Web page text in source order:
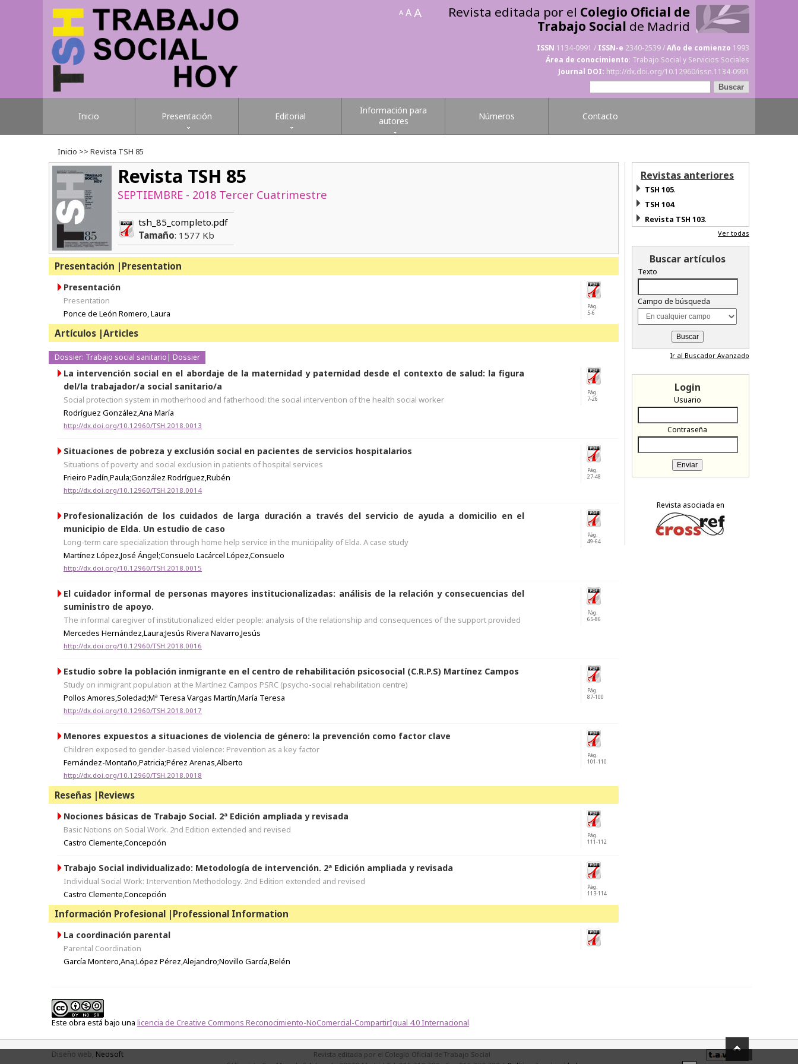
A AA Revista editada por el Colegio Oficial de
Trabajo Social de Madrid
ISSN 1134-0991 / ISSN-e 2340-2539 /Año de comienzo 1993
Área de conocimiento: Trabajo Social y Servicios Sociales
Journal DOI: http://dx.doi.org/10.12960/issn.1134-0991
Inicio Presentación Editorial
Información para
autores
Números Contacto
Inicio >> Revista TSH 85
Revista TSH 85
SEPTIEMBRE - 2018 Tercer Cuatrimestre
tsh_85_completo.pdf
Tamaño: 1577 Kb
Presentación |Presentation
Presentación
Presentation
Ponce de León Romero, Laura
Pág.
5-6
Artículos |Articles
Dossier: Trabajo social sanitario| Dossier
La intervención social en el abordaje de la maternidad y paternidad desde el contexto de salud: la figura
del/la trabajador/a social sanitario/a
Social protection system in motherhood and fatherhood: the social intervention of the health social worker
Rodríguez González,Ana María
http://dx.doi.org/10.12960/TSH.2018.0013
Pág.
7-26
Situaciones de pobreza y exclusión social en pacientes de servicios hospitalarios
Situations of poverty and social exclusion in patients of hospital services
Frieiro Padín,Paula;González Rodríguez,Rubén
http://dx.doi.org/10.12960/TSH.2018.0014
Pág.
27-48
Profesionalización de los cuidados de larga duración a través del servicio de ayuda a domicilio en el
municipio de Elda. Un estudio de caso
Long-term care specialization through home help service in the municipality of Elda. A case study
Martínez López,José Ángel;Consuelo Lacárcel López,Consuelo
http://dx.doi.org/10.12960/TSH.2018.0015
Pág.
49-64
El cuidador informal de personas mayores institucionalizadas: análisis de la relación y consecuencias del
suministro de apoyo.
The informal caregiver of institutionalized elder people: analysis of the relationship and consequences of the support provided
Mercedes Hernández,Laura;Jesús Rivera Navarro,Jesús
http://dx.doi.org/10.12960/TSH.2018.0016
Pág.
65-86
Estudio sobre la población inmigrante en el centro de rehabilitación psicosocial (C.R.P.S) Martínez Campos
Study on inmigrant population at the Martínez Campos PSRC (psycho-social rehabilitation centre)
Pollos Amores,Soledad;Mª Teresa Vargas Martín,María Teresa
http://dx.doi.org/10.12960/TSH.2018.0017
Pág.
87-100
Menores expuestos a situaciones de violencia de género: la prevención como factor clave
Children exposed to gender-based violence: Prevention as a key factor
Fernández-Montaño,Patricia;Pérez Arenas,Alberto
http://dx.doi.org/10.12960/TSH.2018.0018
Pág.
101-110
Reseñas |Reviews
Nociones básicas de Trabajo Social. 2ª Edición ampliada y revisada
Basic Notions on Social Work. 2nd Edition extended and revised
Castro Clemente,Concepción
Pág.
111-112
Trabajo Social individualizado: Metodología de intervención. 2ª Edición ampliada y revisada
Individual Social Work: Intervention Methodology. 2nd Edition extended and revised
Castro Clemente,Concepción
Pág.
113-114
Información Profesional |Professional Information
La coordinación parental
Parental Coordination
García Montero,Ana;López Pérez,Alejandro;Novillo García,Belén
Revistas anteriores
TSH 105.
TSH 104.
Revista TSH 103.
Ver todas
Buscar artículos
Texto
Campo de búsqueda
Ir al Buscador Avanzado
Login
Usuario
Contraseña
Revista asociada en
Este obra está bajo una licencia de Creative Commons Reconocimiento-NoComercial-CompartirIgual 4.0 Internacional
Diseño web, Neosoft
Revista editada por el Colegio Oficial de Trabajo Social
TOP